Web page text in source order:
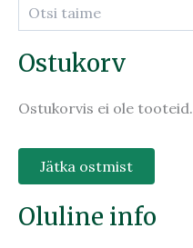
Ostukorv
Ostukorvis ei ole tooteid.
Jätka ostmist
Oluline info